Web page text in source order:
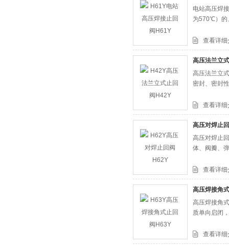
电站高压焊
为570℃）的
查看详细
高压法兰立
高压法兰立
密封、密封
查看详细
高压对焊止
高压对焊止
体、阀瓣、
查看详细
高压焊接角
高压焊接角
质单向启闭
查看详细